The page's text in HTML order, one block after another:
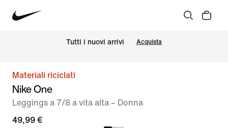
Tutti i nuovi arrivi Acquista
Materiali riciclati
Nike One
Leggings a 7/8 a vita alta – Donna
49,99 €